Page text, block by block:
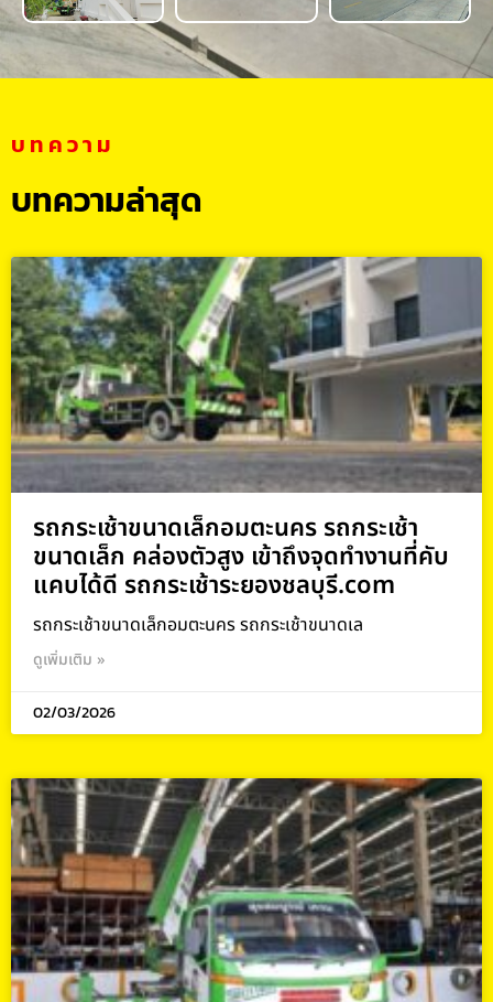
บทความ
บทความล่าสุด
รถกระเช้าขนาดเล็กอมตะนคร รถกระเช้า
ขนาดเล็ก คล่องตัวสูง เข้าถึงจุดทำงานที่คับ
แคบได้ดี รถกระเช้าระยองชลบุรี.com
รถกระเช้าขนาดเล็กอมตะนคร รถกระเช้าขนาดเล
ดูเพิ่มเติม »
02/03/2026